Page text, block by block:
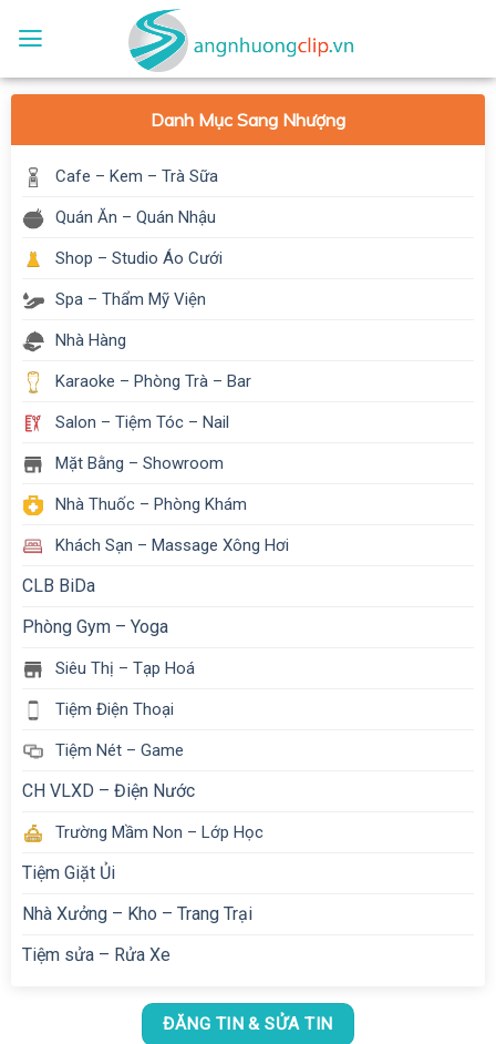
Danh Mục Sang Nhượng
Cafe – Kem – Trà Sữa
Quán Ăn – Quán Nhậu
Shop – Studio Áo Cưới
Spa – Thẩm Mỹ Viện
Nhà Hàng
Karaoke – Phòng Trà – Bar
Salon – Tiệm Tóc – Nail
Mặt Bằng – Showroom
Nhà Thuốc – Phòng Khám
Khách Sạn – Massage Xông Hơi
CLB BiDa
Phòng Gym – Yoga
Siêu Thị – Tạp Hoá
Tiệm Điện Thoại
Tiệm Nét – Game
CH VLXD – Điện Nước
Trường Mầm Non – Lớp Học
Tiệm Giặt Ủi
Nhà Xưởng – Kho – Trang Trại
Tiệm sửa – Rửa Xe
ĐĂNG TIN & SỬA TIN